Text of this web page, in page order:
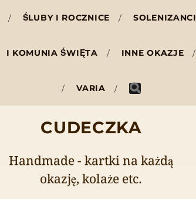
ŚLUBY I ROCZNICE SOLENIZANCI
I KOMUNIA ŚWIĘTA INNE OKAZJE
VARIA
CUDECZKA
Handmade - kartki na każdą
okazję, kolaże etc.